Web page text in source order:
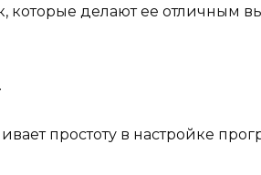
которые делают ее отличным
простоту в настройке